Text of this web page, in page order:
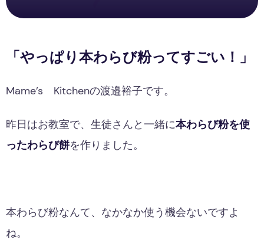
「やっぱり本わらび粉ってすごい！」
Mame’s Kitchenの渡邉裕子です。
昨日はお教室で、生徒さんと一緒に本わらび粉を使
ったわらび餅を作りました。
本わらび粉なんて、なかなか使う機会ないですよ
ね。